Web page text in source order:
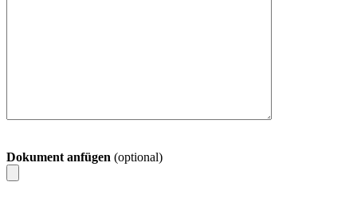
Dokument anfügen (optional)